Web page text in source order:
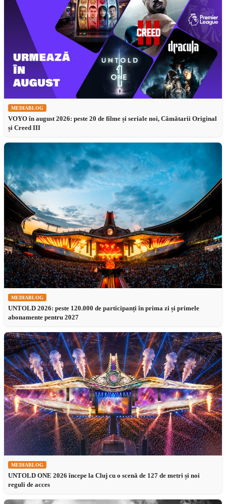
MEDIABLOG
VOYO în august 2026: peste 20 de filme și seriale noi, Cămătarii Original
și Creed III
MEDIABLOG
UNTOLD 2026: peste 120.000 de participanți în prima zi și primele
abonamente pentru 2027
MEDIABLOG
UNTOLD ONE 2026 începe la Cluj cu o scenă de 127 de metri și noi
reguli de acces